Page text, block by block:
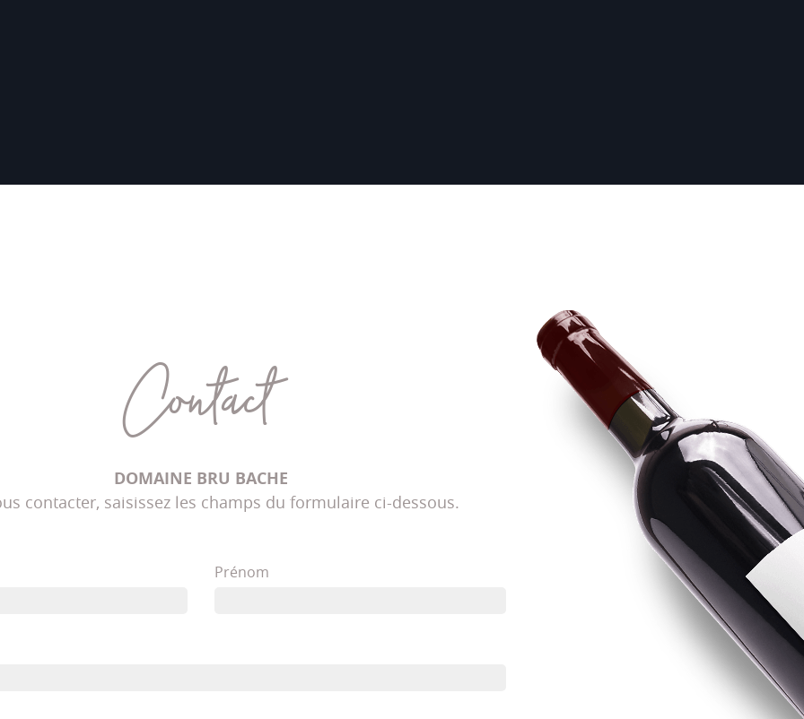
Contact
DOMAINE BRU BACHE
contacter, saisissez les champs du formulaire ci-dessous.
Prénom